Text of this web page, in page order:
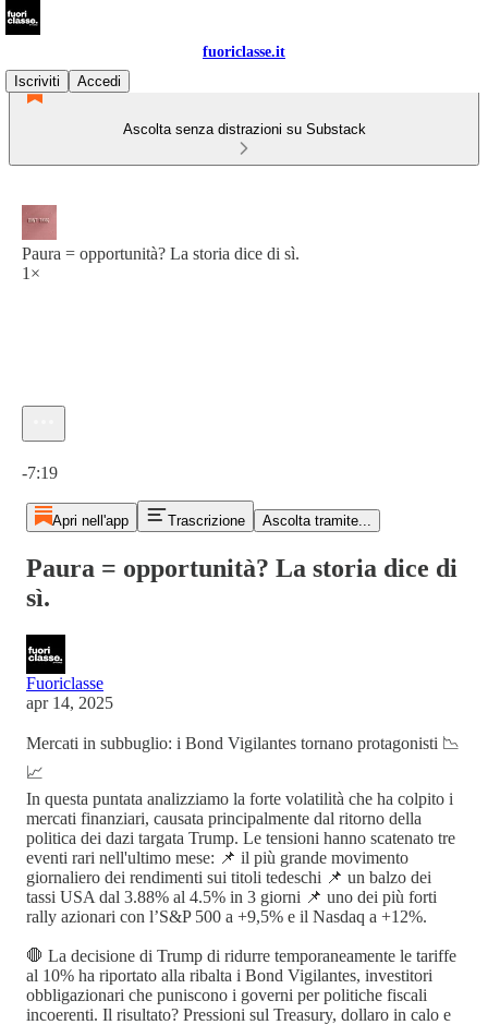
fuoriclasse.it
Iscriviti
Accedi
Ascolta senza distrazioni su Substack
Paura = opportunità? La storia dice di sì.
1×
-7:19
Apri nell'app Trascrizione Ascolta tramite...
Paura = opportunità? La storia dice di
sì.
Fuoriclasse
apr 14, 2025
Mercati in subbuglio: i Bond Vigilantes tornano protagonisti 📉
📈
In questa puntata analizziamo la forte volatilità che ha colpito i
mercati finanziari, causata principalmente dal ritorno della
politica dei dazi targata Trump. Le tensioni hanno scatenato tre
eventi rari nell'ultimo mese: 📌 il più grande movimento
giornaliero dei rendimenti sui titoli tedeschi 📌 un balzo dei
tassi USA dal 3.88% al 4.5% in 3 giorni 📌 uno dei più forti
rally azionari con l’S&P 500 a +9,5% e il Nasdaq a +12%.
🛑 La decisione di Trump di ridurre temporaneamente le tariffe
al 10% ha riportato alla ribalta i Bond Vigilantes, investitori
obbligazionari che puniscono i governi per politiche fiscali
incoerenti. Il risultato? Pressioni sul Treasury, dollaro in calo e